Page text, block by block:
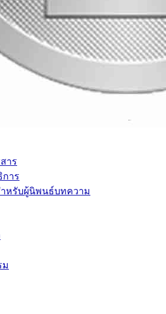
าร
าร
หรับผู้นิพนธ์บทความ
ม